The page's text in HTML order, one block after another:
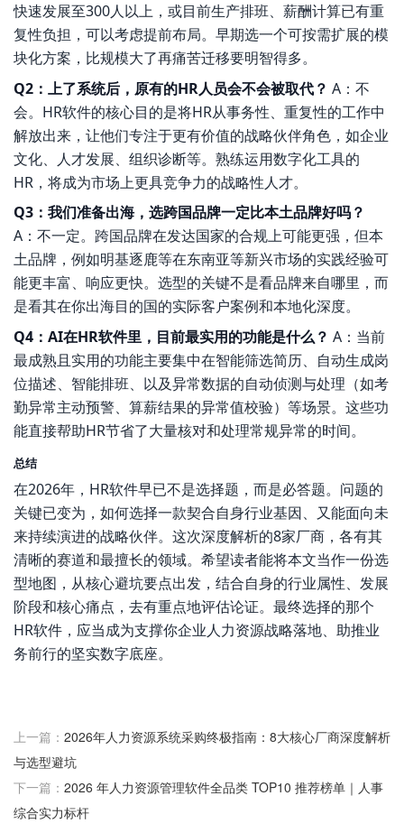
快速发展至300人以上，或目前生产排班、薪酬计算已有重
复性负担，可以考虑提前布局。早期选一个可按需扩展的模
块化方案，比规模大了再痛苦迁移要明智得多。
Q2：上了系统后，原有的HR人员会不会被取代？ A：不
会。HR软件的核心目的是将HR从事务性、重复性的工作中
解放出来，让他们专注于更有价值的战略伙伴角色，如企业
文化、人才发展、组织诊断等。熟练运用数字化工具的
HR，将成为市场上更具竞争力的战略性人才。
Q3：我们准备出海，选跨国品牌一定比本土品牌好吗？
A：不一定。跨国品牌在发达国家的合规上可能更强，但本
土品牌，例如明基逐鹿等在东南亚等新兴市场的实践经验可
能更丰富、响应更快。选型的关键不是看品牌来自哪里，而
是看其在你出海目的国的实际客户案例和本地化深度。
Q4：AI在HR软件里，目前最实用的功能是什么？ A：当前
最成熟且实用的功能主要集中在智能筛选简历、自动生成岗
位描述、智能排班、以及异常数据的自动侦测与处理（如考
勤异常主动预警、算薪结果的异常值校验）等场景。这些功
能直接帮助HR节省了大量核对和处理常规异常的时间。
总结
在2026年，HR软件早已不是选择题，而是必答题。问题的
关键已变为，如何选择一款契合自身行业基因、又能面向未
来持续演进的战略伙伴。这次深度解析的8家厂商，各有其
清晰的赛道和最擅长的领域。希望读者能将本文当作一份选
型地图，从核心避坑要点出发，结合自身的行业属性、发展
阶段和核心痛点，去有重点地评估论证。最终选择的那个
HR软件，应当成为支撑你企业人力资源战略落地、助推业
务前行的坚实数字底座。
上一篇： 2026年人力资源系统采购终极指南：8大核心厂商深度解析
与选型避坑
下一篇： 2026 年人力资源管理软件全品类 TOP10 推荐榜单｜人事
综合实力标杆